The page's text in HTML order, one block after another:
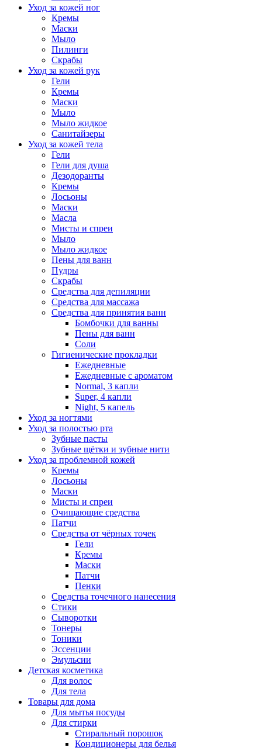
Уход за кожей ног
Кремы
Маски
Мыло
Пилинги
Скрабы
Уход за кожей рук
Гели
Кремы
Маски
Мыло
Мыло жидкое
Санитайзеры
Уход за кожей тела
Гели
Гели для душа
Дезодоранты
Кремы
Лосьоны
Маски
Масла
Мисты и спреи
Мыло
Мыло жидкое
Пены для ванн
Пудры
Скрабы
Средства для депиляции
Средства для массажа
Средства для принятия ванн
Бомбочки для ванны
Пены для ванн
Соли
Гигиенические прокладки
Ежедневные
Ежедневные с ароматом
Normal, 3 капли
Super, 4 капли
Night, 5 капель
Уход за ногтями
Уход за полостью рта
Зубные пасты
Зубные щётки и зубные нити
Уход за проблемной кожей
Кремы
Лосьоны
Маски
Мисты и спреи
Очищающие средства
Патчи
Средства от чёрных точек
Гели
Кремы
Маски
Патчи
Пенки
Средства точечного нанесения
Стики
Сыворотки
Тонеры
Тоники
Эссенции
Эмульсии
Детская косметика
Для волос
Для тела
Товары для дома
Для мытья посуды
Для стирки
Стиральный порошок
Кондиционеры для белья